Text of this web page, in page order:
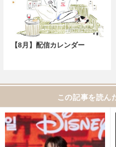
【8月】配信カレンダー
この記事を読ん